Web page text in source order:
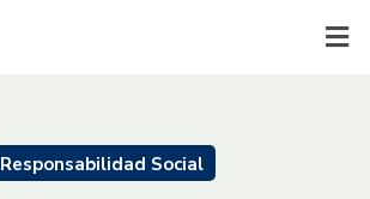
Responsabilidad Social